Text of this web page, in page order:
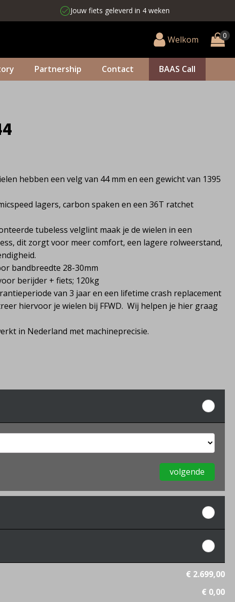
Jouw fiets geleverd in 4 weken
Welkom
Partnership Contact BAAS Call
hebben een velg van 44 mm en een gewicht van 1395
lagers, carbon spaken en een 36T ratchet
tubeless velglint maak je de wielen in een
dit zorgt voor meer comfort, een lagere rolweerstand,
bandbreedte 28-30mm
berijder + fiets; 120kg
van 3 jaar en een lifetime crash replacement
hiervoor je wielen bij FFWD. Wij helpen je hier graag
in Nederland met machineprecisie.
volgende
€ 2.699,00
€ 0,00